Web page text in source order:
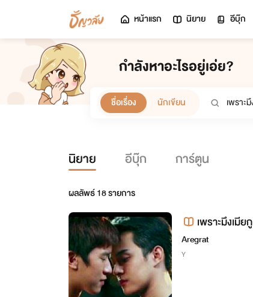
หน้าแรก นิยาย อีบุ๊ก
กำลังหาอะไรอยู่เอ่ย?
ชื่อเรื่อง นักเขียน
นิยาย อีบุ๊ก การ์ตูน
ผลลัพธ์18รายการ
เพราะมึงเมียกู
Aregrat
Y